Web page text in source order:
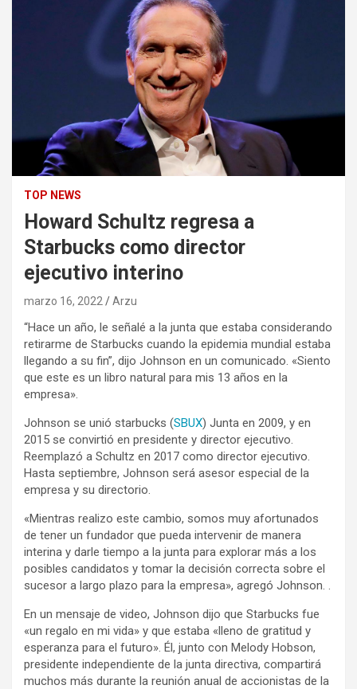
TOP NEWS
Howard Schultz regresa a
Starbucks como director
ejecutivo interino
marzo 16, 2022 Arzu
“Hace un año, le señalé a la junta que estaba considerando
retirarme de Starbucks cuando la epidemia mundial estaba
llegando a su fin”, dijo Johnson en un comunicado. «Siento
que este es un libro natural para mis 13 años en la
empresa».
Johnson se unió starbucks (SBUX) Junta en 2009, y en
2015 se convirtió en presidente y director ejecutivo.
Reemplazó a Schultz en 2017 como director ejecutivo.
Hasta septiembre, Johnson será asesor especial de la
empresa y su directorio.
«Mientras realizo este cambio, somos muy afortunados
de tener un fundador que pueda intervenir de manera
interina y darle tiempo a la junta para explorar más a los
posibles candidatos y tomar la decisión correcta sobre el
sucesor a largo plazo para la empresa», agregó Johnson. .
En un mensaje de video, Johnson dijo que Starbucks fue
«un regalo en mi vida» y que estaba «lleno de gratitud y
esperanza para el futuro». Él, junto con Melody Hobson,
presidente independiente de la junta directiva, compartirá
muchos más durante la reunión anual de accionistas de la